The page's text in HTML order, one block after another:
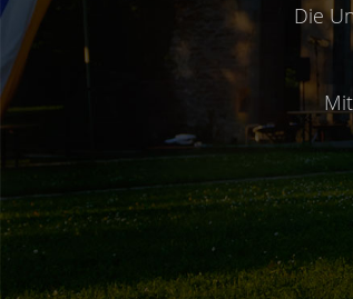
Die Unitas wurde 1855
Mit der Öffnung für